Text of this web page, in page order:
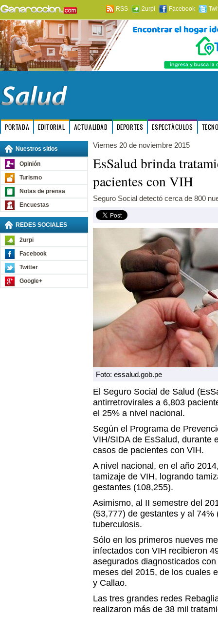
RSS 2urpi Facebook
PORTADA EDITORIAL ACTUALIDAD DEPORTES ESPECTÁCULOS
Nuestros sitios
Opinión
Turismo
Notas de prensa
Encuestas
REDES SOCIALES
2urpi
Facebook
Twitter
Google+
Viernes 20 de noviembre 2015
EsSalud brinda
pacientes con VIH
Seguro Social detectó cerca de 800
Foto: essalud.gob.pe
El Seguro Social de Salud
antirretrovirales a 6,803
el 25% a nivel nacional.
Según el Programa de
VIH/SIDA de EsSalud, durante
casos de pacientes con VIH.
A nivel nacional, en el año
tamizaje de VIH, logrando
gestantes (108,255).
Asimismo, al II semestre del
(53,777) de gestantes y al
tuberculosis.
Sólo en los primeros nueves
infectados con VIH recibieron
asegurados diagnosticados
meses del 2015, de los cuales
y Callao.
Las tres grandes redes
realizaron más de 38 mil